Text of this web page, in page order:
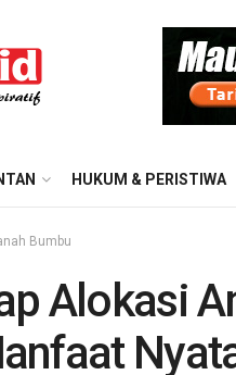
HUKUM & PERISTIWA
Bumbu
Alokasi